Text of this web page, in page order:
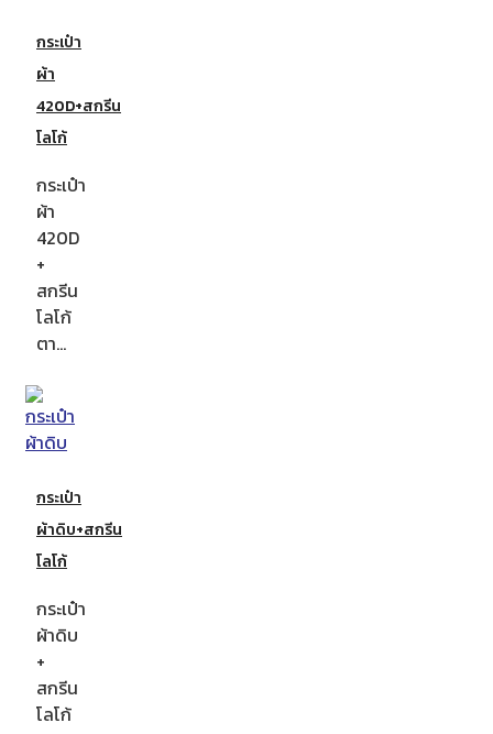
กระเป๋า
ผ้า
420D+สกรีน
โลโก้
กระเป๋า
ผ้า
420D
+
สกรีน
โลโก้
ตา…
กระเป๋า
ผ้าดิบ+สกรีน
โลโก้
กระเป๋า
ผ้าดิบ
+
สกรีน
โลโก้